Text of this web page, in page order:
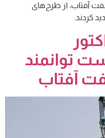
آفتاب، از طرح‌های
کردند.
توانمند
آفتاب